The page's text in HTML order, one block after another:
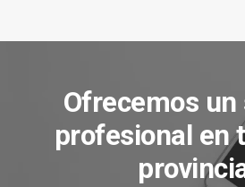
Ofrecemos un
profesional en